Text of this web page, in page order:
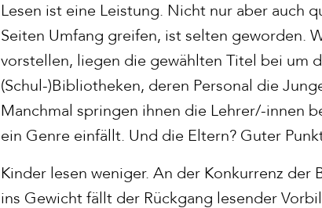
Lesen ist eine Leistung. Nicht nur aber auch
Seiten Umfang greifen, ist selten geworden.
vorstellen, liegen die gewählten Titel bei um
(Schul-)Bibliotheken, deren Personal die
Manchmal springen ihnen die Lehrer/-innen
ein Genre einfällt. Und die Eltern? Guter
Kinder lesen weniger. An der Konkurrenz
ins Gewicht fällt der Rückgang lesender